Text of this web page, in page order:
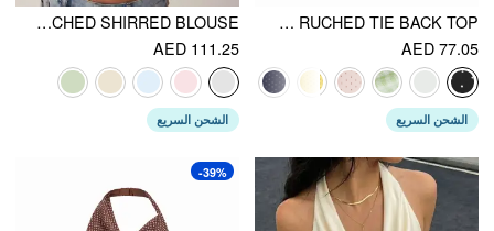
COTTON POLKA DOT HALTER NECK RUCHED TIE BACK TOP
AED 77.05
الشحن السريع
COTTON JACQUARD HALTER NECKLINE RUCHED SHIRRED BLOUSE
AED 111.25
الشحن السريع
-39%